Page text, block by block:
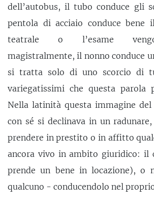
dell’autobus, il tubo conduce gli
pentola di acciaio conduce
teatrale o l’esame
magistralmente, il nonno conduce
si tratta solo di uno scorcio di
variegatissimi che questa parola
Nella latinità questa immagine del
con sé si declinava in un
prendere in prestito o in affitto
ancora vivo in ambito giuridico: il
prende un bene in locazione), o
qualcuno - conducendolo nel